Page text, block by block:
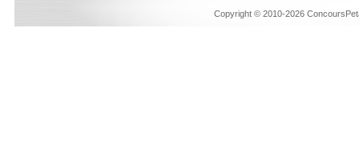
Copyright © 2010-2026